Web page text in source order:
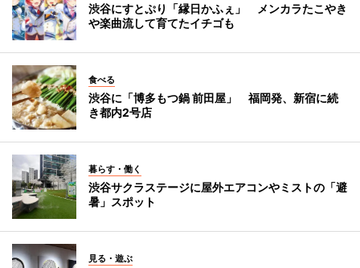
渋谷にすとぷり「縁日かふぇ」 メンカラたこやき
や楽曲流して育てたイチゴも
食べる
渋谷に「博多もつ鍋 前田屋」 福岡発、新宿に続
き都内2号店
暮らす・働く
渋谷サクラステージに屋外エアコンやミストの「避
暑」スポット
見る・遊ぶ